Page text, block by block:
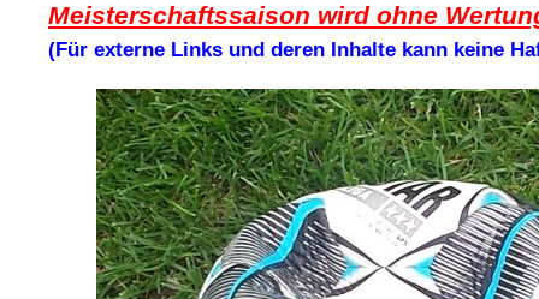
Meisterschaftssaison wird ohne
(Für externe Links und deren Inhalte kann keine